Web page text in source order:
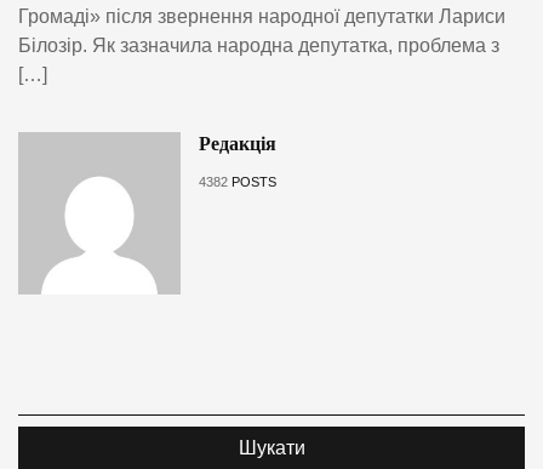
Громаді» після звернення народної депутатки Лариси
Білозір. Як зазначила народна депутатка, проблема з
[…]
Редакція
4382 POSTS